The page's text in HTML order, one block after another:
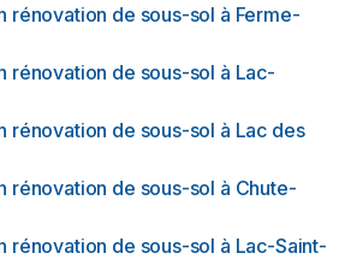
importance à la satisfaction de nos
personnalisé, des solutions
rénovation de sous-sol à Ferme-
rénovation de sous-sol à Lac-
rénovation de sous-sol à Lac des
rénovation de sous-sol à Chute-
rénovation de sous-sol à Lac-Saint-